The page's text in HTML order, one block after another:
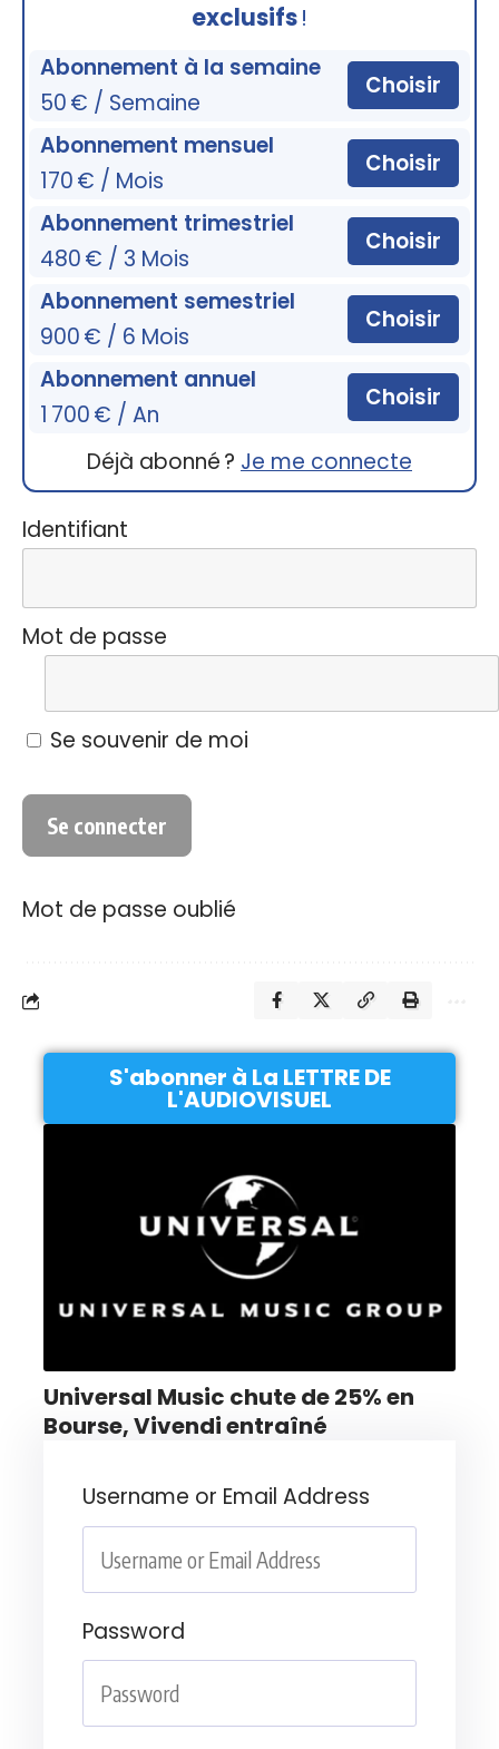
exclusifs!
Abonnement à la semaine
50 € / Semaine
Choisir
Abonnement mensuel
170 € / Mois
Choisir
Abonnement trimestriel
480 € / 3 Mois
Choisir
Abonnement semestriel
900 € / 6 Mois
Choisir
Abonnement annuel
1 700 € / An
Choisir
Déjà abonné ? Je me connecte
Identifiant
Mot de passe
Se souvenir de moi
Mot de passe oublié
S'abonner à La LETTRE DE
L'AUDIOVISUEL
Universal Music chute de 25% en
Bourse, Vivendi entraîné
Username or Email Address
Password